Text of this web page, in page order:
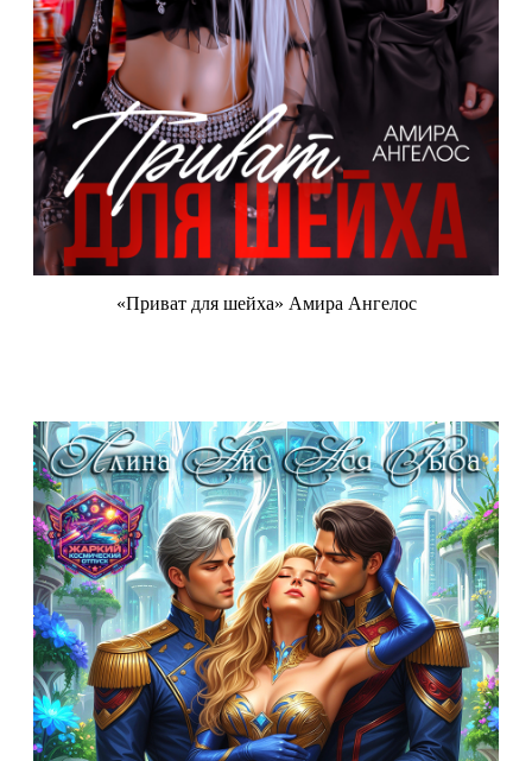
«Приват для шейха» Амира Ангелос